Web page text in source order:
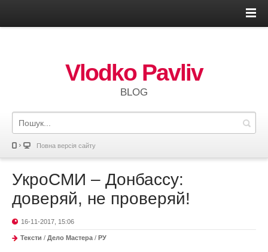
Vlodko Pavliv
BLOG
Повна версія сайту
УкроСМИ – Донбассу:
доверяй, не проверяй!
16-11-2017, 15:06
Тексти / Дело Мастера / РУ